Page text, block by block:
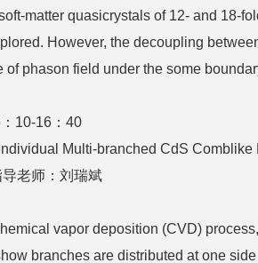
matter quasicrystals of 12- and 18-
However, the decoupling
of phason field under the some
10-16：40
Multi-branched CdS Comblike
师：刘瑞斌
vapor deposition (CVD)
branches are distributed at one